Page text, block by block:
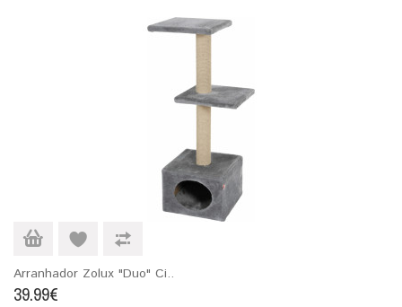
Arranhador Zolux "Duo" Ci..
39.99€